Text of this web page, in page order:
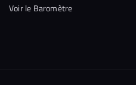
Voir le Baromètre